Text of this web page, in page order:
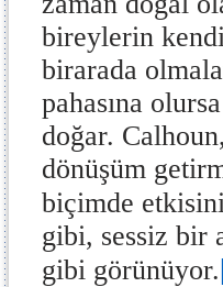
bireylerin kendi
birarada
pahasına
doğar.
dönüşüm
biçimde
gibi, sessiz bir
gibi görünüyor.